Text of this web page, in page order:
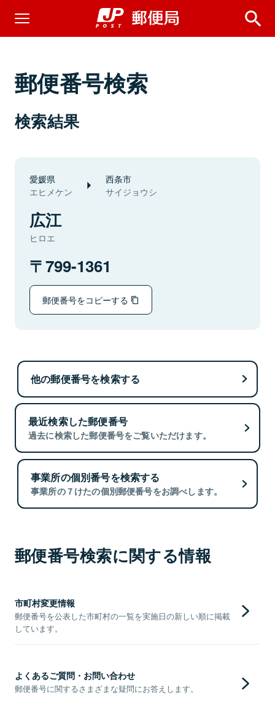
郵便番号検索
検索結果
愛媛県
エヒメケン
西条市
サイジョウシ
広江
ヒロエ
799-1361
郵便番号をコピーする
他の郵便番号を検索する
最近検索した郵便番号
過去に検索した郵便番号をご覧いただけます。
事業所の個別番号を検索する
事業所の７けたの個別郵便番号をお調べします。
郵便番号検索に関する情報
市町村変更情報
郵便番号を公表した市町村の一覧を実施日の新しい順に掲載
しています。
よくあるご質問・お問い合わせ
郵便番号に関するさまざまな疑問にお答えします。